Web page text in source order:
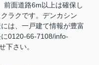
前面道路6m以上は確保し
ラクです。デンカシン
一戸建て情報が豊富
0120-66-7108/info-
下さい。